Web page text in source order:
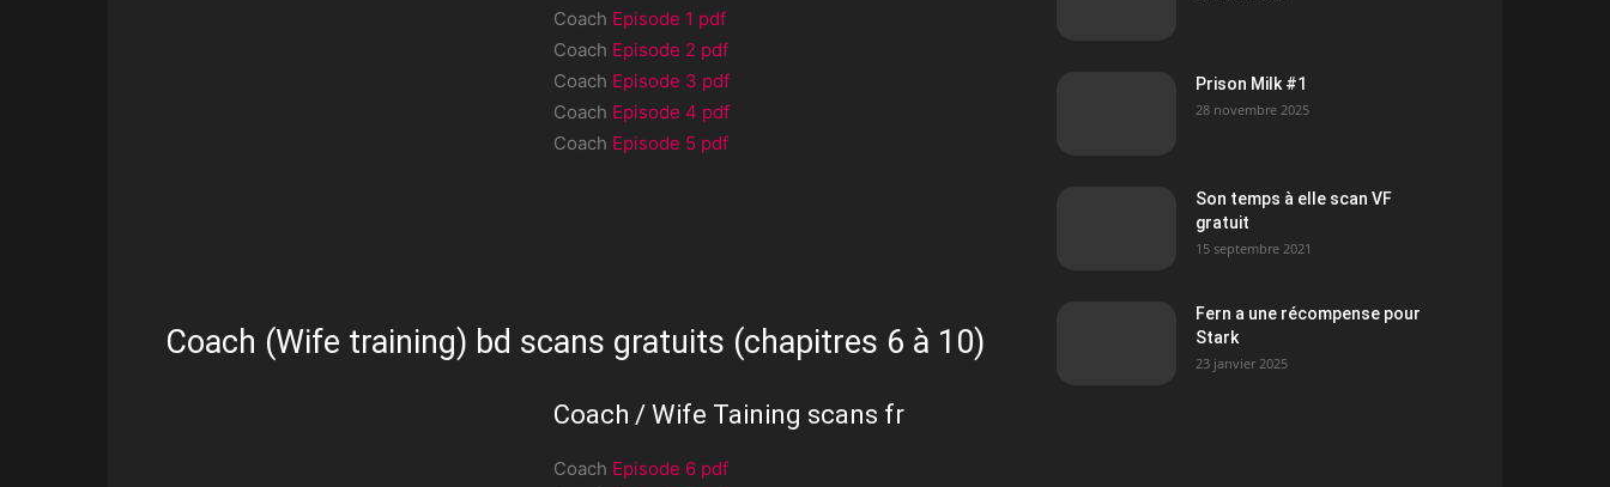
Coach Episode 1 pdf
Coach Episode 2 pdf
Coach Episode 3 pdf
Coach Episode 4 pdf
Coach Episode 5 pdf
Coach (Wife training) bd scans gratuits (chapitres 6 à 10)
Coach / Wife Taining scans fr
Coach Episode 6 pdf
Prison Milk #1
28 novembre 2025
Son temps à elle scan VF
gratuit
15 septembre 2021
Fern a une récompense pour
Stark
23 janvier 2025